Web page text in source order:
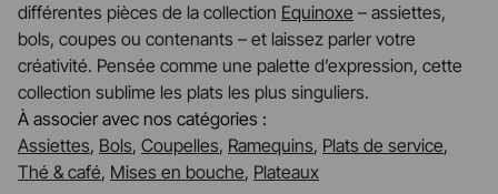
différentes pièces de la collection Equinoxe – assiettes,
bols, coupes ou contenants – et laissez parler votre
créativité. Pensée comme une palette d’expression, cette
collection sublime les plats les plus singuliers.
À associer avec nos catégories :
Assiettes, Bols, Coupelles, Ramequins, Plats de service,
Thé & café, Mises en bouche, Plateaux